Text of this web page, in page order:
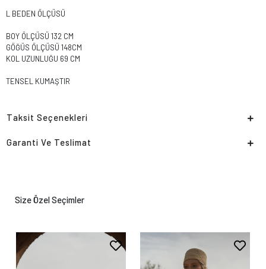
L BEDEN ÖLÇÜSÜ
BOY ÖLÇÜSÜ 132 CM
GÖĞÜS ÖLÇÜSÜ 148CM
KOL UZUNLUĞU 69 CM
TENSEL KUMAŞTIR
Taksit Seçenekleri
Garanti Ve Teslimat
Size Özel Seçimler